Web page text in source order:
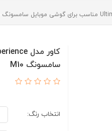
سامسونگ M10
انتخاب رنگ: